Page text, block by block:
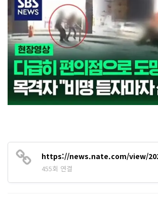
https://news.nate.com/view/
455회 연결